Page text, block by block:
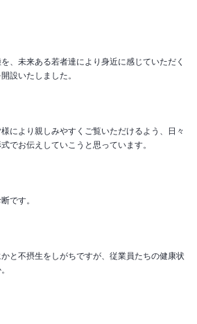
、未来ある若者達により身近に感じていただく
設いたしました。
により親しみやすくご覧いただけるよう、日々
でお伝えしていこうと思っています。
です。
と不摂生をしがちですが、従業員たちの健康状